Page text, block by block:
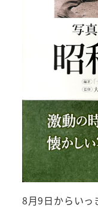
8月9日からいっ